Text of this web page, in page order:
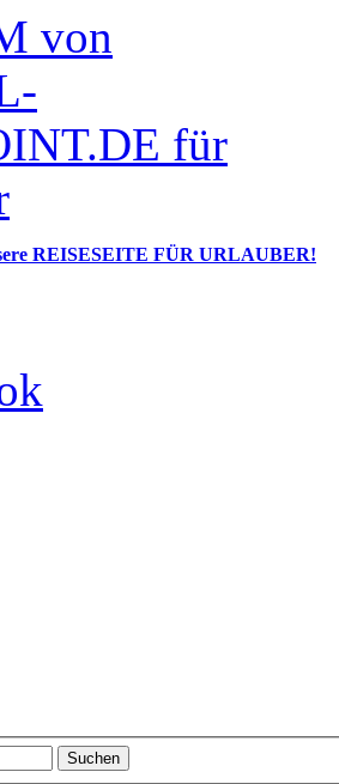
REISESEITE FÜR URLAUBER!